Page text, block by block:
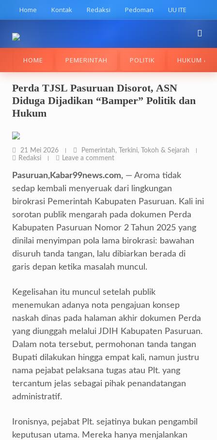
content
Home Kontak Redaksi Pedoman UU ITE
HOME PEMERINTAH POLITIK HUKUM &
Perda TJSL Pasuruan Disorot, ASN
Diduga Dijadikan “Bamper” Politik dan
Hukum
21 Mei 2026 Pemerintah, Terkini,
Tokoh & Sejarah
Redaksi
Leave a comment
Pasuruan,Kabar99news.com, — Aroma tidak
sedap kembali menyeruak dari lingkungan
birokrasi Pemerintah Kabupaten Pasuruan. Kali ini
sorotan publik mengarah pada dokumen Perda
Kabupaten Pasuruan Nomor 2 Tahun 2025 yang
dinilai menyimpan pola lama birokrasi: bawahan
disuruh tanda tangan, lalu dibiarkan berada di
garis depan ketika masalah muncul.
Kegelisahan itu muncul setelah publik
menemukan adanya nota pengajuan konsep
naskah dinas pada halaman akhir dokumen Perda
yang diunggah melalui JDIH Kabupaten Pasuruan.
Dalam nota tersebut, permohonan tanda tangan
Bupati dilakukan hingga empat kali, namun justru
nama pejabat pelaksana tugas atau Plt. yang
tercantum jelas sebagai pihak penandatangan
administratif.
Ironisnya, pejabat Plt. sejatinya bukan pengambil
keputusan utama. Mereka hanya menjalankan